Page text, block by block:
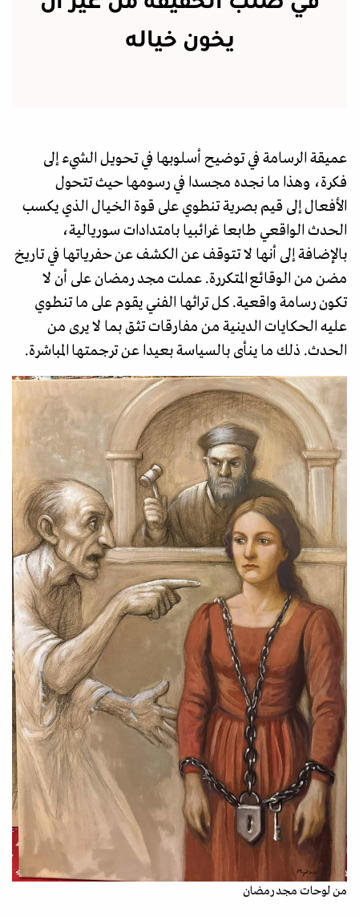
يخون خياله
عميقة الرسامة في توضيح أسلوبها في تحويل الشيء إلى
فكرة، وهذا ما نجده مجسدا في رسومها حيث تتحول
الأفعال إلى قيم بصرية تنطوي على قوة الخيال الذي يكسب
الحدث الواقعي طابعا غرائبيا بامتدادات سوريالية،
بالإضافة إلى أنها لا تتوقف عن الكشف عن حفرياتها في تاريخ
مضن من الوقائع المتكررة. عملت مجد رمضان على أن لا
تكون رسامة واقعية. كل تراثها الفني يقوم على ما تنطوي
عليه الحكايات الدينية من مفارقات تثق بما لا يرى من
الحدث. ذلك ما ينأى بالسياسة بعيدا عن ترجمتها المباشرة.
من لوحات مجد رمضان